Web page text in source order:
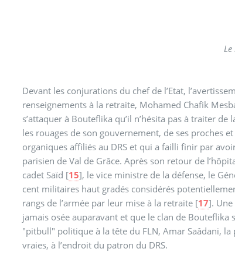
Devant les conjurations du chef de l’Etat,
renseignements à la retraite, Mohamed Chafik
s’attaquer à Bouteflika qu’il n’hésita pas à traiter
les rouages de son gouvernement, de ses proches
organiques affiliés au DRS et qui a failli finir par
parisien de Val de Grâce. Après son retour de
cadet Saïd [15], le vice ministre de la défense, le
cent militaires haut gradés considérés
rangs de l’armée par leur mise à la retraite [17].
jamais osée auparavant et que le clan de
"pitbull" politique à la tête du FLN, Amar Saâdani,
vraies, à l’endroit du patron du DRS.